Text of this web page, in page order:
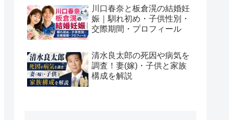
川口春奈と板倉滉の結婚妊
娠｜馴れ初め・子供性別・
交際期間・プロフィール
清水良太郎の死因や病気を
調査！妻(嫁)・子供と家族
構成を解説